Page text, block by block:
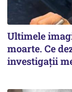
Ultimele
moarte. Ce
investigații